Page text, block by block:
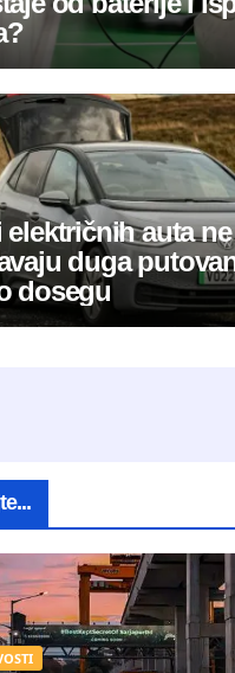
električnih auta ne
duga
dosegu